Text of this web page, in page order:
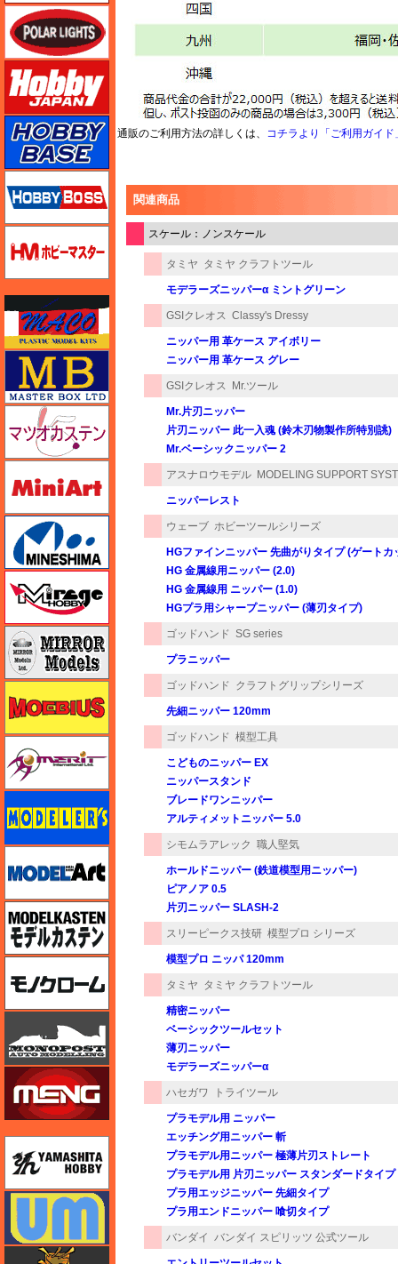
通販のご利用方法の詳しくは、 コチラより「ご利用ガイド
関連商品
スケール：ノンスケール
タミヤ タミヤ クラフトツール
モデラーズニッパーα ミントグリーン
GSIクレオス Classy's Dressy
ニッパー用 革ケース アイボリー
ニッパー用 革ケース グレー
GSIクレオス Mr.ツール
Mr.片刃ニッパー
片刃ニッパー 此一入魂 (鈴木刃物製作所特別誂)
Mr.ベーシックニッパー 2
アスナロウモデル MODELING SUPPORT
ニッパーレスト
ウェーブ ホビーツールシリーズ
HGファインニッパー 先曲がりタイプ (ゲートカ
HG 金属線用ニッパー (2.0)
HG 金属線用 ニッパー (1.0)
HGプラ用シャープニッパー (薄刃タイプ)
ゴッドハンド SG series
プラニッパー
ゴッドハンド クラフトグリップシリーズ
先細ニッパー 120mm
ゴッドハンド 模型工具
こどものニッパー EX
ニッパースタンド
ブレードワンニッパー
アルティメットニッパー 5.0
シモムラアレック 職人堅気
ホールドニッパー (鉄道模型用ニッパー)
ピアノア 0.5
片刃ニッパー SLASH-2
スリーピークス技研 模型プロ シリーズ
模型プロ ニッパ 120mm
タミヤ タミヤ クラフトツール
精密ニッパー
ベーシックツールセット
薄刃ニッパー
モデラーズニッパーα
ハセガワ トライツール
プラモデル用 ニッパー
エッチング用ニッパー 斬
プラモデル用ニッパー 極薄片刃ストレート
プラモデル用 片刃ニッパー スタンダードタイプ
プラ用エッジニッパー 先細タイプ
プラ用エンドニッパー 喰切タイプ
バンダイ バンダイ スピリッツ 公式ツール
ホビーマスター
マスターボックス
マツオカステン
ミラージュホビー
ミラーモデルズ
メリットインターナショナル
モデルアート
モデルカステン
モノクローム
モンモデル（MENG MODEL）